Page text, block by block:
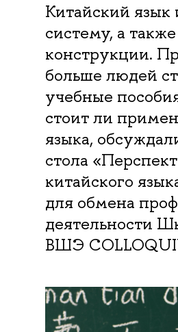
Китайский
систему, а
конструкции.
больше людей
учебные
стоит ли
языка,
стола
китайского
для обмена
деятельности
ВШЭ